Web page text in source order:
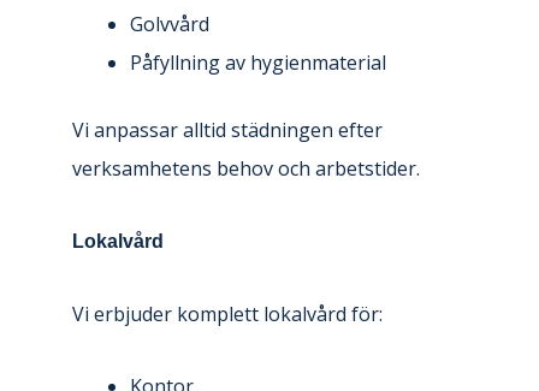
Golvvård
Påfyllning av hygienmaterial
Vi anpassar alltid städningen efter
verksamhetens behov och arbetstider.
Lokalvård
Vi erbjuder komplett lokalvård för: